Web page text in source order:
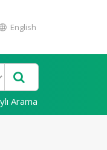
English
Arama